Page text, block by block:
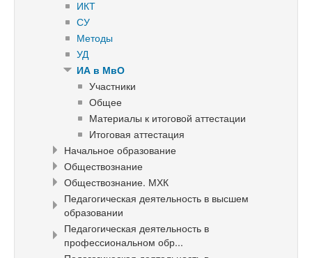
ИКТ
СУ
Методы
УД
ИА в МвО
Участники
Общее
Материалы к итоговой аттестации
Итоговая аттестация
Начальное образование
Обществознание
Обществознание. МХК
Педагогическая деятельность в высшем
образовании
Педагогическая деятельность в
профессиональном обр...